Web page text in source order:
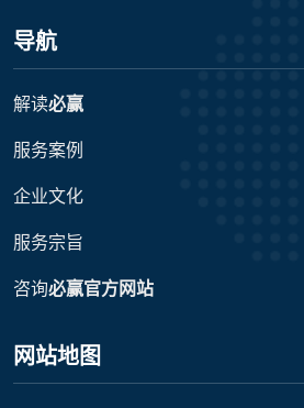
导航
解读必赢
服务案例
企业文化
服务宗旨
咨询必赢官方网站
网站地图